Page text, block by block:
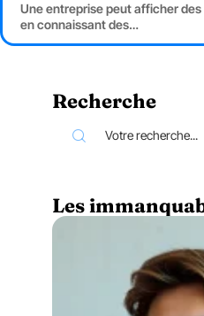
Une entreprise peut afficher
en connaissant des…
Recherche
Les